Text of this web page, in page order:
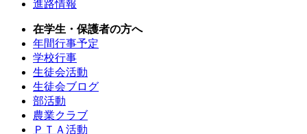
進路情報
在学生・保護者の方へ
年間行事予定
学校行事
生徒会活動
生徒会ブログ
部活動
農業クラブ
ＰＴＡ活動